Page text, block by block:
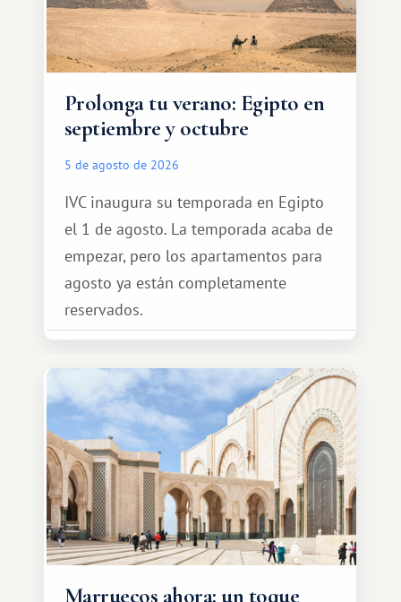
Prolonga tu verano: Egipto en
septiembre y octubre
5 de agosto de 2026
IVC inaugura su temporada en Egipto
el 1 de agosto. La temporada acaba de
empezar, pero los apartamentos para
agosto ya están completamente
reservados.
Marruecos ahora: un toque